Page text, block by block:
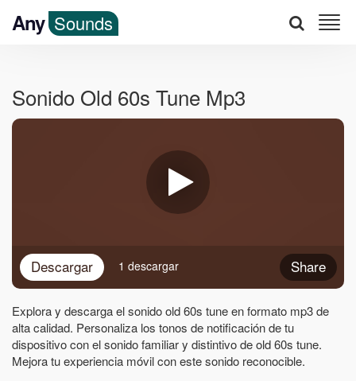
Any Sounds
Sonido Old 60s Tune Mp3
Descargar Share
1 descargar
Explora y descarga el sonido old 60s tune en formato mp3 de
alta calidad. Personaliza los tonos de notificación de tu
dispositivo con el sonido familiar y distintivo de old 60s tune.
Mejora tu experiencia móvil con este sonido reconocible.